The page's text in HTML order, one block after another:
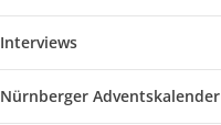
Interviews
Nürnberger Adventskalender